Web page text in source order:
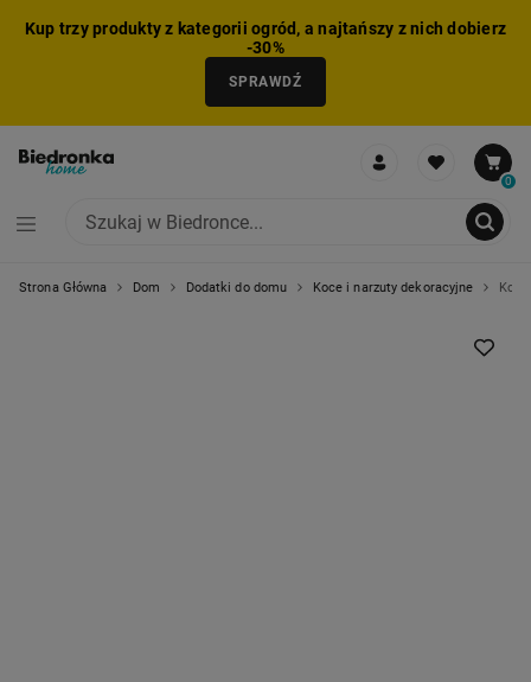
Kup trzy produkty z kategorii ogród, a najtańszy z nich dobierz
-30%
SPRAWDŹ
0
Strona Główna Dom Dodatki do domu Koce i narzuty dekoracyjne Koc